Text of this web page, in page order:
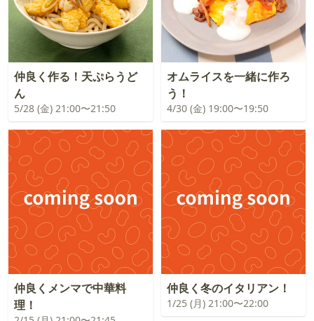
仲良く作る！天ぷらうど
ん
5/28 (金) 21:00〜21:50
オムライスを一緒に作ろ
う！
4/30 (金) 19:00〜19:50
仲良くメンマで中華料
理！
仲良く冬のイタリアン！
1/25 (月) 21:00〜22:00